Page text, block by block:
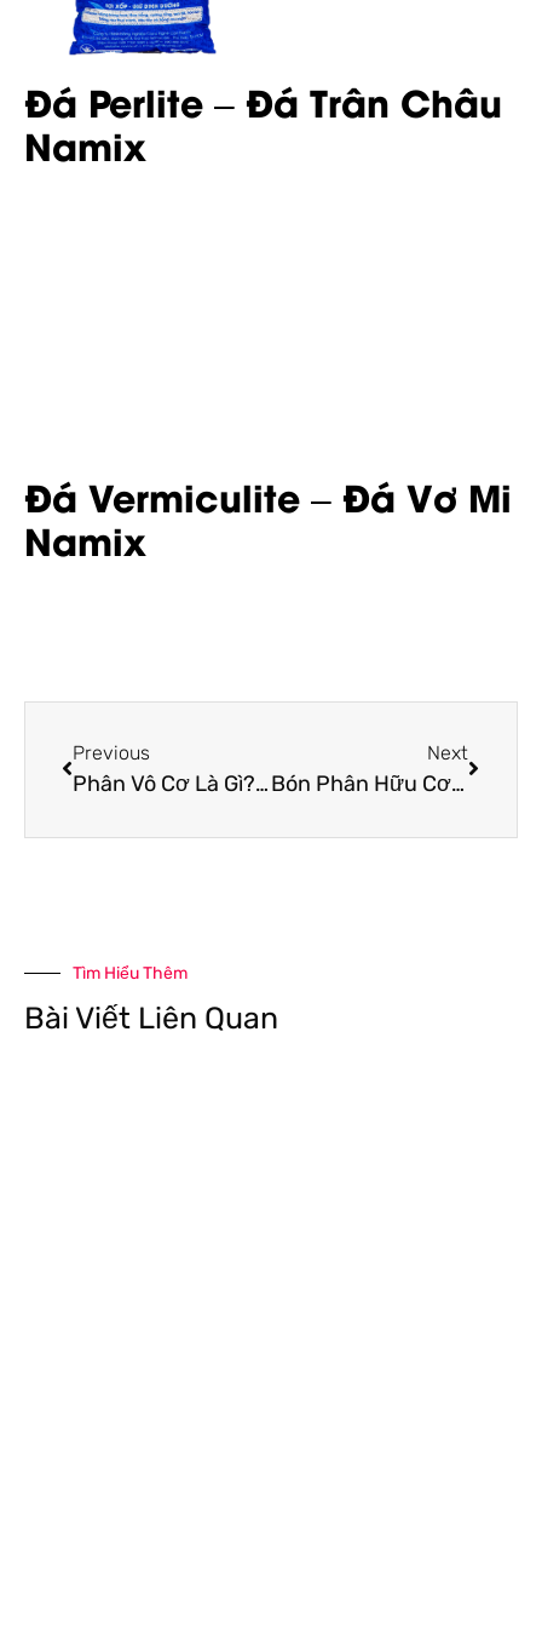
Đá Perlite – Đá Trân Châu
Namix
Đá Vermiculite – Đá Vơ Mi
Namix
Previous
Phân Vô Cơ Là Gì? Nên Sử Dụng Phân Vô Cơ Hay Hữu Cơ
Next
Bón Phân Hữu Cơ – Bí Quyết Giúp Cây Trồng Luôn Tươi Tốt
Tìm Hiểu Thêm
Bài Viết Liên Quan